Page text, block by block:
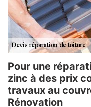
Pour une
zinc à des prix
travaux au
Rénovation